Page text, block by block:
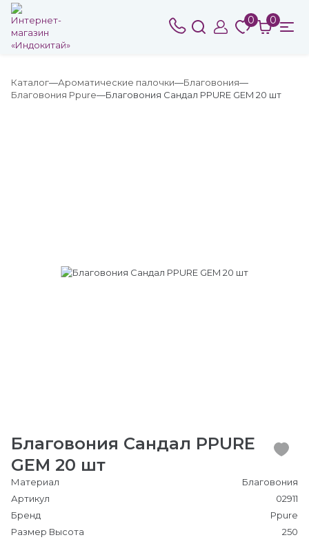
0 0
Каталог Ароматические палочки
Благовония
Благовония Ppure
Благовония Сандал PPURE GEM 20 шт
Благовония Сандал PPURE
GEM 20 шт
Материал
Благовония
Артикул
02911
Бренд
Ppure
Размер Высота
250